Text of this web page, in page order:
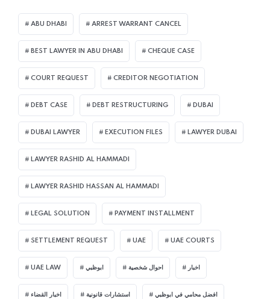
ABU DHABI ARREST WARRANT CANCEL
BEST LAWYER IN ABU DHABI CHEQUE CASE
COURT REQUEST CREDITOR NEGOTIATION
DEBT CASE DEBT RESTRUCTURING DUBAI
DUBAI LAWYER EXECUTION FILES LAWYER DUBAI
LAWYER RASHID AL HAMMADI
LAWYER RASHID HASSAN AL HAMMADI
LEGAL SOLUTION PAYMENT INSTALLMENT
SETTLEMENT REQUEST UAE UAE COURTS
UAE LAW ابوظبي احوال شخصية اخبار
اخبار القضاء استشارات قانونية افضل محامي في ابوظبي